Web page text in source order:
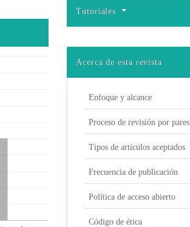
Tutoriales
Acerca de esta revista
Enfoque y alcance
Proceso de revisión por pares
Tipos de artículos aceptados
Frecuencia de publicación
Política de acceso abierto
Código de ética